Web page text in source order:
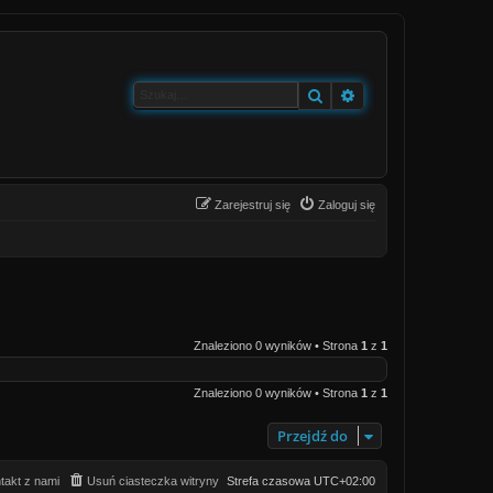
Szukaj
Zaloguj się
Zarejestruj się
Znaleziono 0 wyników • Strona 1 z 1
Znaleziono 0 wyników • Strona 1 z 1
Przejdź do
Strefa czasowa UTC+02:00
Usuń ciasteczka witryny
z nami